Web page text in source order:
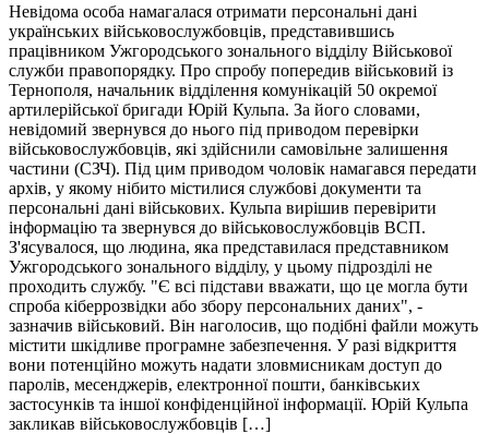
Невідома особа намагалася отримати персональні дані
українських військовослужбовців, представившись
працівником Ужгородського зонального відділу Військової
служби правопорядку. Про спробу попередив військовий із
Тернополя, начальник відділення комунікацій 50 окремої
артилерійської бригади Юрій Кульпа. За його словами,
невідомий звернувся до нього під приводом перевірки
військовослужбовців, які здійснили самовільне залишення
частини (СЗЧ). Під цим приводом чоловік намагався передати
архів, у якому нібито містилися службові документи та
персональні дані військових. Кульпа вирішив перевірити
інформацію та звернувся до військовослужбовців ВСП.
З'ясувалося, що людина, яка представилася представником
Ужгородського зонального відділу, у цьому підрозділі не
проходить службу. "Є всі підстави вважати, що це могла бути
спроба кіберрозвідки або збору персональних даних", -
зазначив військовий. Він наголосив, що подібні файли можуть
містити шкідливе програмне забезпечення. У разі відкриття
вони потенційно можуть надати зловмисникам доступ до
паролів, месенджерів, електронної пошти, банківських
застосунків та іншої конфіденційної інформації. Юрій Кульпа
закликав військовослужбовців […]